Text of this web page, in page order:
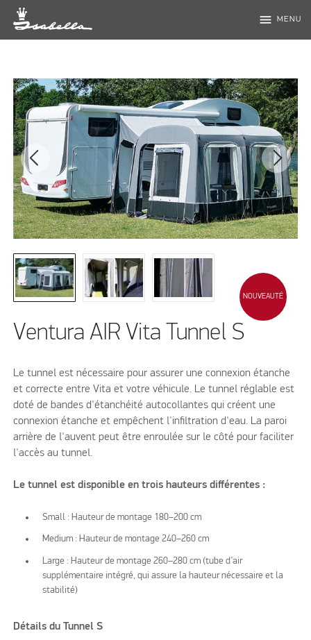
menu MENU
NOUVEAUTÉ
Ventura AIR Vita Tunnel S
Le tunnel est nécessaire pour assurer une connexion étanche
et correcte entre Vita et votre véhicule. Le tunnel réglable est
doté de bandes d'étanchéité autocollantes qui créent une
connexion étanche et empêchent l'infiltration d'eau. La paroi
arrière de l'auvent peut être enroulée sur le côté pour faciliter
l'accès au tunnel.
Le tunnel est disponible en trois hauteurs différentes :
Small : Hauteur de montage 180–200 cm
Medium : Hauteur de montage 240–260 cm
Large : Hauteur de montage 260–280 cm (tube d’air
supplémentaire intégré, qui assure la hauteur nécessaire et la
stabilité)
Détails du Tunnel S